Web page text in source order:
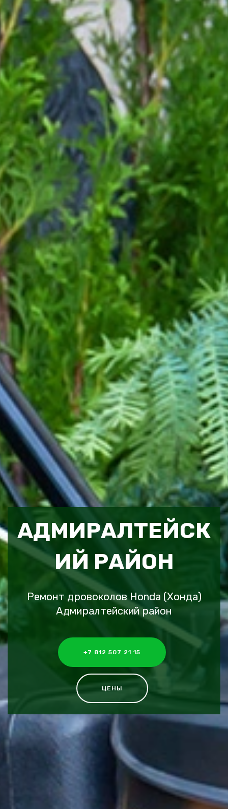
АДМИРАЛТЕЙСК
ИЙ РАЙОН
Ремонт дровоколов Honda (Хонда)
Адмиралтейский район
+7 812 507 21 15
ЦЕНЫ